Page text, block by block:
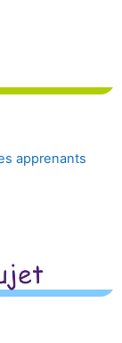
apprenants